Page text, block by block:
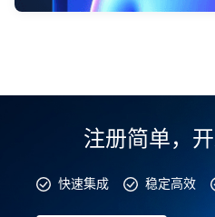
注册简单，开
快速集成 稳定高效